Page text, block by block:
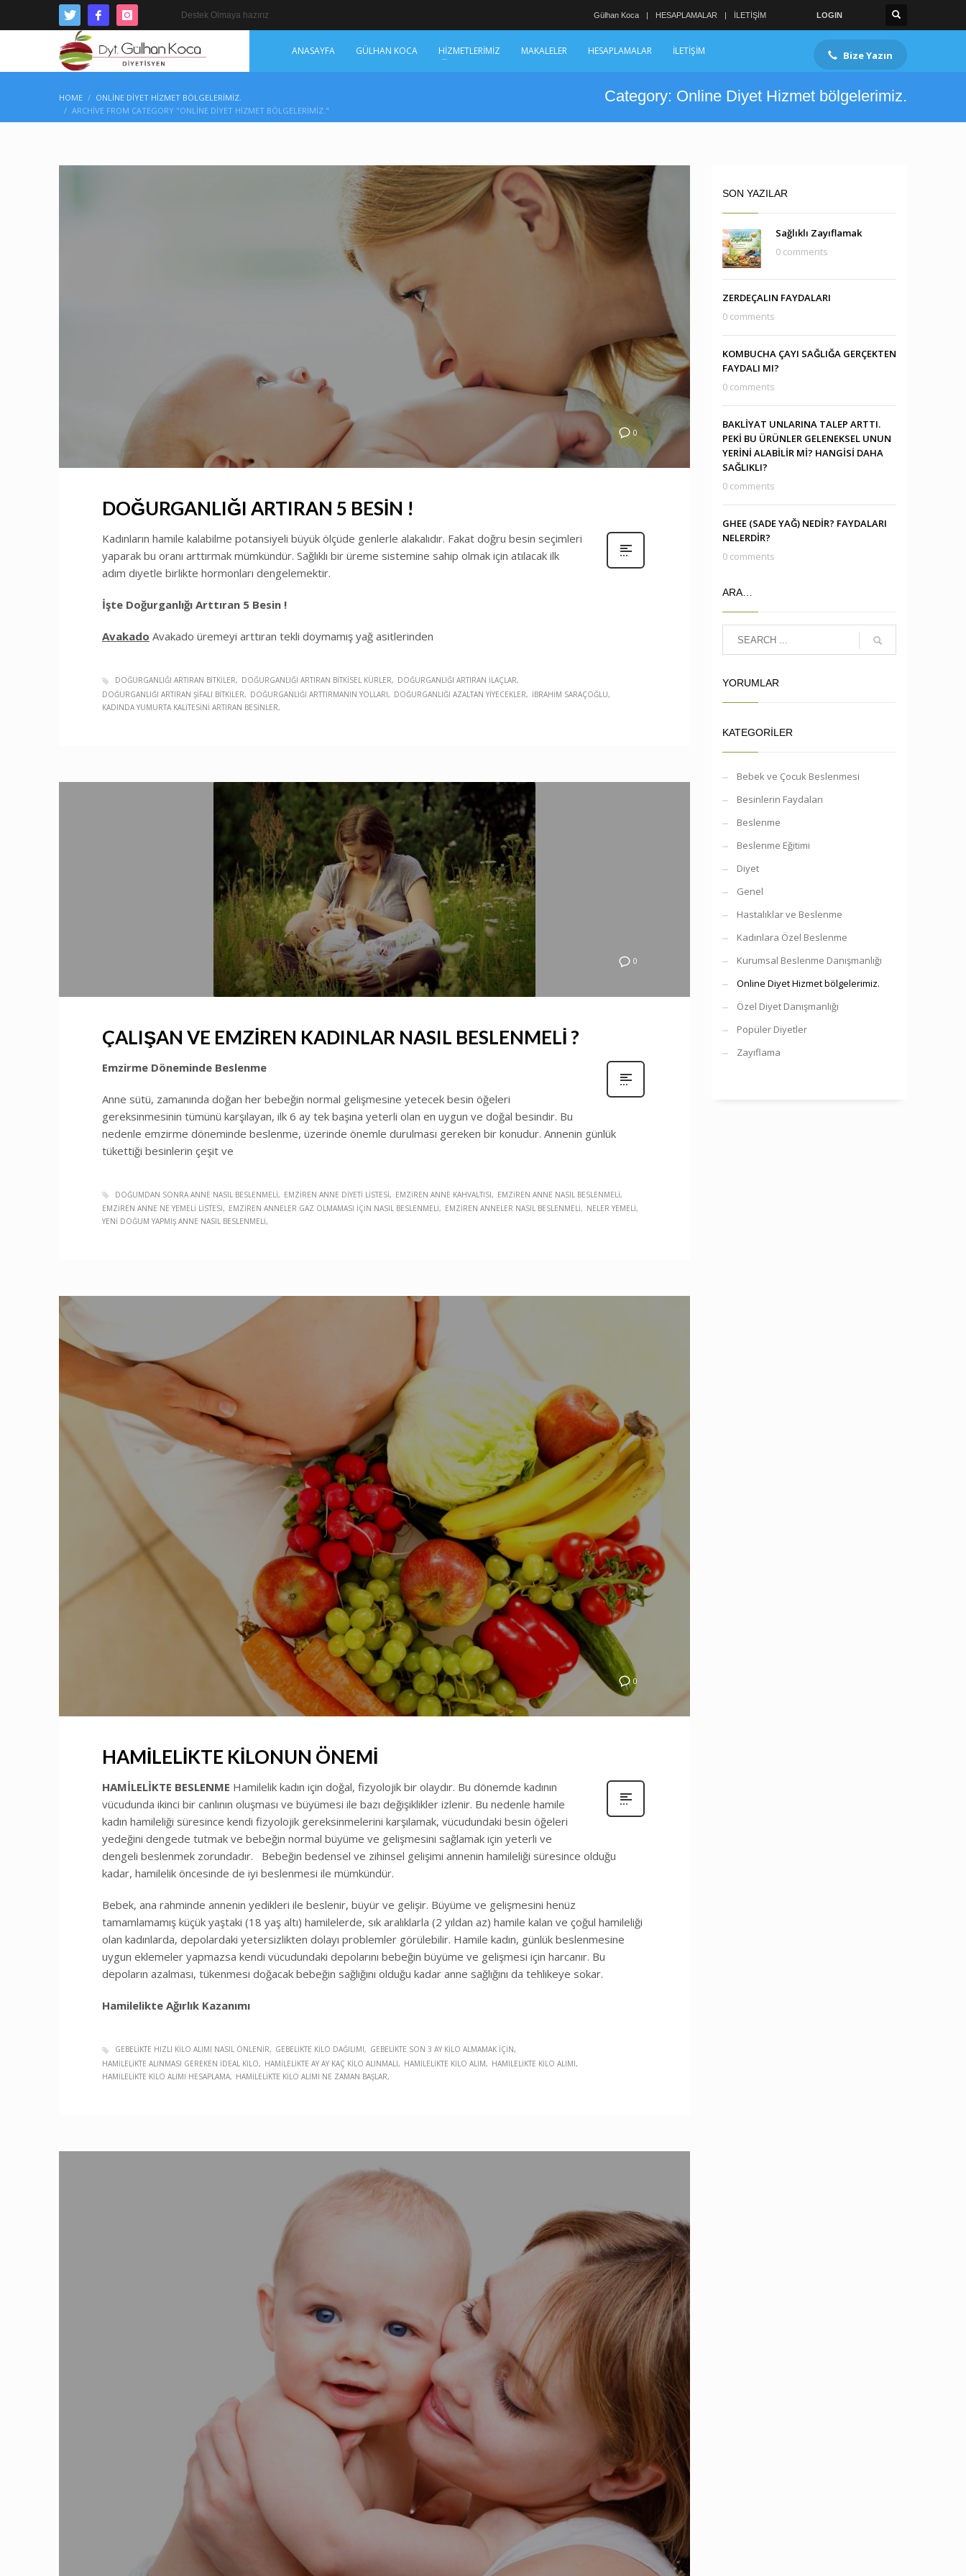
Destek Olmaya hazırız Gülhan Koca HESAPLAMALAR İLETİŞİM LOGIN
ANASAYFA GÜLHAN KOCA HİZMETLERİMİZ MAKALELER HESAPLAMALAR İLETİŞİM Bize Yazın
HOME
ONLINE DIYET HIZMET BÖLGELERIMIZ.
ARCHIVE FROM CATEGORY "ONLINE DIYET HIZMET BÖLGELERIMIZ."
Category: Online Diyet Hizmet bölgelerimiz.
0
DOĞURGANLIĞI ARTIRAN 5 BESİN !
Kadınların hamile kalabilme potansiyeli büyük ölçüde genlerle alakalıdır. Fakat doğru besin seçimleri
yaparak bu oranı arttırmak mümkündür. Sağlıklı bir üreme sistemine sahip olmak için atılacak ilk
adım diyetle birlikte hormonları dengelemektir.
İşte Doğurganlığı Arttıran 5 Besin !
Avakado Avakado üremeyi arttıran tekli doymamış yağ asitlerinden
DOĞURGANLIĞI ARTIRAN BITKILER DOĞURGANLIĞI ARTIRAN BITKISEL KÜRLER
DOĞURGANLIĞI ARTIRAN ILAÇLAR
DOĞURGANLIĞI ARTIRAN ŞIFALI BITKILER
DOĞURGANLIĞI ARTTIRMANIN YOLLARI DOĞURGANLIĞI AZALTAN YIYECEKLER
IBRAHIM SARAÇOĞLU
KADINDA YUMURTA KALITESINI ARTIRAN BESINLER
0
ÇALIŞAN VE EMZİREN KADINLAR NASIL BESLENMELİ ?
Emzirme Döneminde Beslenme
Anne sütü, zamanında doğan her bebeğin normal gelişmesine yetecek besin öğeleri
gereksinmesinin tümünü karşılayan, ilk 6 ay tek başına yeterli olan en uygun ve doğal besindir. Bu
nedenle emzirme döneminde beslenme, üzerinde önemle durulması gereken bir konudur. Annenin günlük
tükettiği besinlerin çeşit ve
DOĞUMDAN SONRA ANNE NASIL BESLENMELI EMZIREN ANNE DIYETI LISTESI EMZIREN ANNE KAHVALTISI
EMZIREN ANNE NASIL BESLENMELI
EMZIREN ANNE NE YEMELI LISTESI
EMZIREN ANNELER GAZ OLMAMASI IÇIN NASIL BESLENMELI EMZIREN ANNELER NASIL BESLENMELI
NELER YEMELI
YENI DOĞUM YAPMIŞ ANNE NASIL BESLENMELI
0
HAMİLELİKTE KİLONUN ÖNEMİ
HAMİLELİKTE BESLENME Hamilelik kadın için doğal, fizyolojik bir olaydır. Bu dönemde kadının
vücudunda ikinci bir canlının oluşması ve büyümesi ile bazı değişiklikler izlenir. Bu nedenle hamile
kadın hamileliği süresince kendi fizyolojik gereksinmelerini karşılamak, vücudundaki besin öğeleri
yedeğini dengede tutmak ve bebeğin normal büyüme ve gelişmesini sağlamak için yeterli ve
dengeli beslenmek zorundadır. Bebeğin bedensel ve zihinsel gelişimi annenin hamileliği süresince olduğu
kadar, hamilelik öncesinde de iyi beslenmesi ile mümkündür.
Bebek, ana rahminde annenin yedikleri ile beslenir, büyür ve gelişir. Büyüme ve gelişmesini henüz
tamamlamamış küçük yaştaki (18 yaş altı) hamilelerde, sık aralıklarla (2 yıldan az) hamile kalan ve çoğul hamileliği
olan kadınlarda, depolardaki yetersizlikten dolayı problemler görülebilir. Hamile kadın, günlük beslenmesine
uygun eklemeler yapmazsa kendi vücudundaki depolarını bebeğin büyüme ve gelişmesi için harcanır. Bu
depoların ­azalması, tükenmesi doğacak bebeğin sağlığını olduğu kadar anne sağlığını da tehlikeye sokar.
Hamilelikte Ağırlık Kazanımı
GEBELIKTE HIZLI KILO ALIMI NASIL ÖNLENIR GEBELIKTE KILO DAĞILIMI
GEBELIKTE SON 3 AY KILO ALMAMAK IÇIN
HAMILELIKTE ALINMASI GEREKEN IDEAL KILO
HAMILELIKTE AY AY KAÇ KILO ALINMALI HAMILELIKTE KILO ALIM
HAMILELIKTE KILO ALIMI
HAMILELIKTE KILO ALIMI HESAPLAMA
HAMILELIKTE KILO ALIMI NE ZAMAN BAŞLAR
SON YAZILAR
Sağlıklı Zayıflamak
0 comments
ZERDEÇALIN FAYDALARI
0 comments
KOMBUCHA ÇAYI SAĞLIĞA GERÇEKTEN
FAYDALI MI?
0 comments
BAKLİYAT UNLARINA TALEP ARTTI.
PEKİ BU ÜRÜNLER GELENEKSEL UNUN
YERİNİ ALABİLİR Mİ? HANGİSİ DAHA
SAĞLIKLI?
0 comments
GHEE (SADE YAĞ) NEDİR? FAYDALARI
NELERDİR?
0 comments
ARA…
YORUMLAR
KATEGORILER
Bebek ve Çocuk Beslenmesi
Besinlerin Faydaları
Beslenme
Beslenme Eğitimi
Diyet
Genel
Hastalıklar ve Beslenme
Kadınlara Özel Beslenme
Kurumsal Beslenme Danışmanlığı
Online Diyet Hizmet bölgelerimiz.
Özel Diyet Danışmanlığı
Popüler Diyetler
Zayıflama